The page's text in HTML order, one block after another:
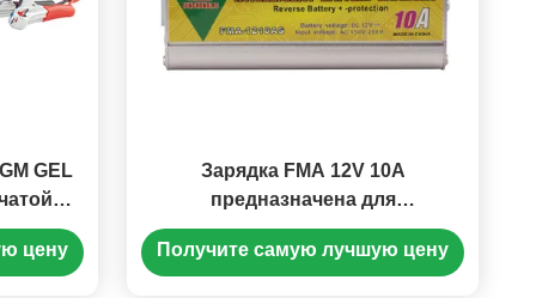
GEL
и
цену
Зарядка FMA 12V 10A
предназначена для
аккумуляторов AGM, GEL и
свинцово-кислотных
Получите самую лучшую цену